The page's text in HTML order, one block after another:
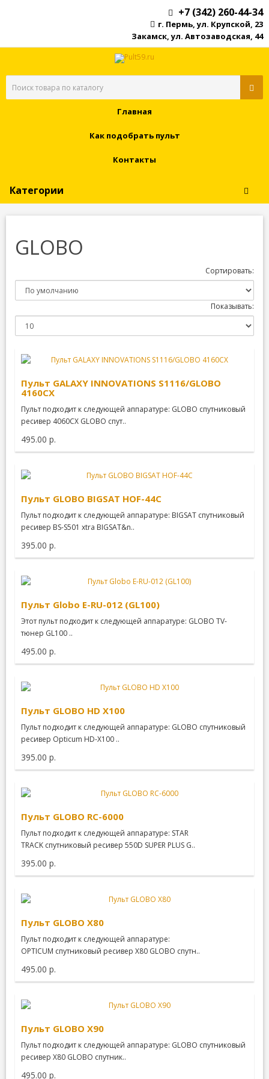
+7 (342) 260-44-34
г. Пермь, ул. Крупской, 23
Закамск, ул. Автозаводская, 44
Главная
Как подобрать пульт
Контакты
Категории
GLOBO
Сортировать:
Показывать:
Пульт GALAXY INNOVATIONS S1116/GLOBO
4160CX
Пульт подходит к следующей аппаратуре: GLOBO спутниковый
ресивер 4060CX GLOBO спут..
495.00 р.
Пульт GLOBO BIGSAT HOF-44C
Пульт подходит к следующей аппаратуре: BIGSAT спутниковый
ресивер BS-S501 xtra BIGSAT&n..
395.00 р.
Пульт Globo E-RU-012 (GL100)
Этот пульт подходит к следующей аппаратуре: GLOBO TV-
тюнер GL100 ..
495.00 р.
Пульт GLOBO HD X100
Пульт подходит к следующей аппаратуре: GLOBO спутниковый
ресивер Opticum HD-X100 ..
395.00 р.
Пульт GLOBO RC-6000
Пульт подходит к следующей аппаратуре: STAR
TRACK спутниковый ресивер 550D SUPER PLUS G..
395.00 р.
Пульт GLOBO X80
Пульт подходит к следующей аппаратуре:
OPTICUM спутниковый ресивер X80 GLOBO спутн..
495.00 р.
Пульт GLOBO X90
Пульт подходит к следующей аппаратуре: GLOBO спутниковый
ресивер X80 GLOBO спутник..
495.00 р.